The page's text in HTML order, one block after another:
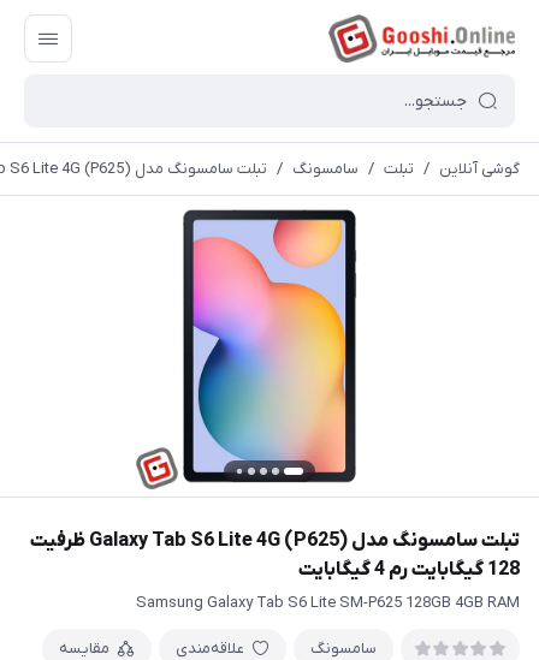
گوشی آنلاین / تبلت / سامسونگ / تبلت سامسونگ مدل Galaxy Tab S6 Lite 4G (P625) ظرفیت 128 گیگابایت رم 4 گیگابایت
تبلت سامسونگ مدل Galaxy Tab S6 Lite 4G (P625) ظرفیت
128 گیگابایت رم 4 گیگابایت
Samsung Galaxy Tab S6 Lite SM-P625 128GB 4GB RAM
سامسونگ علاقه‌مندی مقایسه